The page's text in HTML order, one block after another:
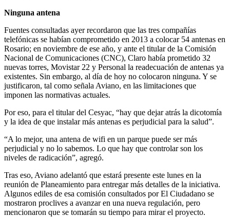
Ninguna antena
Fuentes consultadas ayer recordaron que las tres compañías
telefónicas se habían comprometido en 2013 a colocar 54 antenas en
Rosario; en noviembre de ese año, y ante el titular de la Comisión
Nacional de Comunicaciones (CNC), Claro había prometido 32
nuevas torres, Movistar 22 y Personal la readecuación de antenas ya
existentes. Sin embargo, al día de hoy no colocaron ninguna. Y se
justificaron, tal como señala Aviano, en las limitaciones que
imponen las normativas actuales.
Por eso, para el titular del Cesyac, “hay que dejar atrás la dicotomía
y la idea de que instalar más antenas es perjudicial para la salud”.
“A lo mejor, una antena de wifi en un parque puede ser más
perjudicial y no lo sabemos. Lo que hay que controlar son los
niveles de radicación”, agregó.
Tras eso, Aviano adelantó que estará presente este lunes en la
reunión de Planeamiento para entregar más detalles de la iniciativa.
Algunos ediles de esa comisión consultados por El Ciudadano se
mostraron proclives a avanzar en una nueva regulación, pero
mencionaron que se tomarán su tiempo para mirar el proyecto.